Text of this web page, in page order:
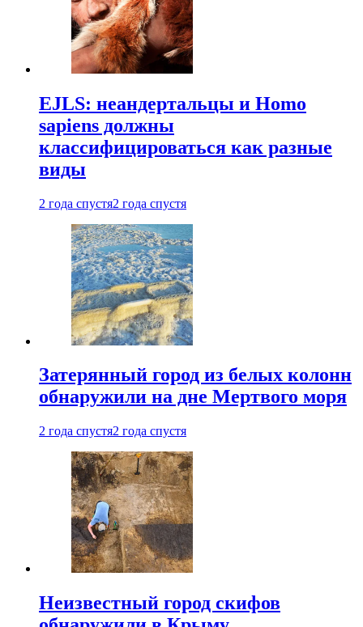
EJLS: неандертальцы и Homo
sapiens должны
классифицироваться как разные
виды
2 года спустя2 года спустя
Затерянный город из белых колонн
обнаружили на дне Мертвого моря
2 года спустя2 года спустя
Неизвестный город скифов